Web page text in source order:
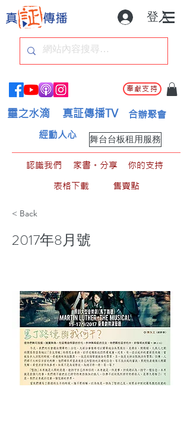
登入
奉獻支持
靈之水滴 真証傳播TV 合辦聚會
舞台台板租用服務
經動人心
認識我們 家書。分享
你的支持
表格下載
售賣點
< Back
2017年8月號